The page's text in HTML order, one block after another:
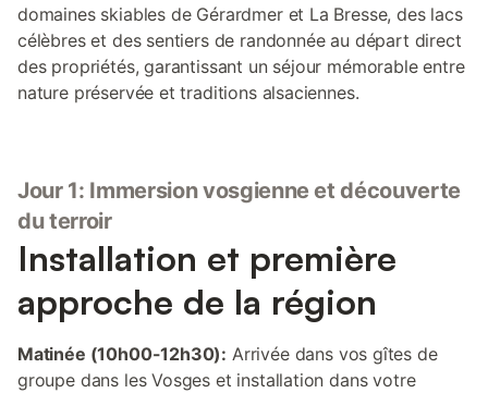
domaines skiables de Gérardmer et La Bresse, des lacs
célèbres et des sentiers de randonnée au départ direct
des propriétés, garantissant un séjour mémorable entre
nature préservée et traditions alsaciennes.
Jour 1: Immersion vosgienne et découverte
du terroir
Installation et première
approche de la région
Matinée (10h00-12h30): Arrivée dans vos gîtes de
groupe dans les Vosges et installation dans votre